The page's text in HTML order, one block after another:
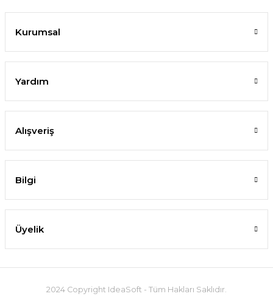
Kurumsal
Yardım
Alışveriş
Bilgi
Üyelik
2024 Copyright IdeaSoft - Tüm Hakları Saklıdır.